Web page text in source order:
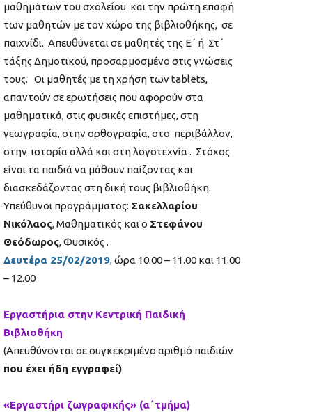
μαθημάτων του σχολείου και την πρώτη επαφή
των μαθητών με τον χώρο της βιβλιοθήκης, σε
παιχνίδι. Απευθύνεται σε μαθητές της Ε΄ ή Στ΄
τάξης Δημοτικού, προσαρμοσμένο στις γνώσεις
τους. Οι μαθητές με τη χρήση των tablets,
απαντούν σε ερωτήσεις που αφορούν στα
μαθηματικά, στις φυσικές επιστήμες, στη
γεωγραφία, στην ορθογραφία, στο περιβάλλον,
στην ιστορία αλλά και στη λογοτεχνία . Στόχος
είναι τα παιδιά να μάθουν παίζοντας και
διασκεδάζοντας στη δική τους βιβλιοθήκη.
Υπεύθυνοι προγράμματος: Σακελλαρίου
Νικόλαος, Μαθηματικός και ο Στεφάνου
Θεόδωρος, Φυσικός .
Δευτέρα 25/02/2019,ώρα 10.00 – 11.00 και 11.00
– 12.00
Εργαστήρια στην Κεντρική Παιδική
Βιβλιοθήκη
(Απευθύνονται σε συγκεκριμένο αριθμό παιδιών
που έχει ήδη εγγραφεί)
«Εργαστήρι ζωγραφικής» (α΄τμήμα)